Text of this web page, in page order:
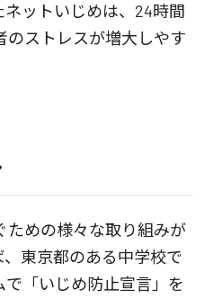
ネットいじめは、24時間
のストレスが増大しやす
ための様々な取り組みが
東京都のある中学校で
「いじめ防止宣言」を